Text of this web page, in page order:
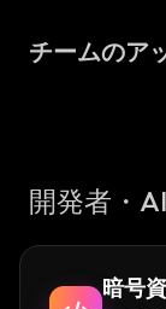
チームのア
開発者・
暗号